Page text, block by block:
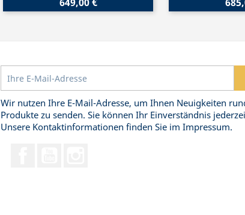
Wir nutzen Ihre E-Mail-Adresse, um Ihnen Neuigkeiten
Produkte zu senden. Sie können Ihr Einverständnis
Unsere Kontaktinformationen finden Sie im Impressum.